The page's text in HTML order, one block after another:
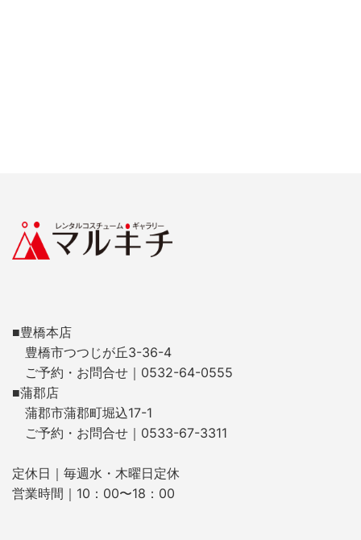
■豊橋本店
豊橋市つつじが丘3-36-4
ご予約・お問合せ｜0532-64-0555
■蒲郡店
蒲郡市蒲郡町堀込17-1
ご予約・お問合せ｜0533-67-3311
定休日｜毎週水・木曜日定休
営業時間｜10：00〜18：00